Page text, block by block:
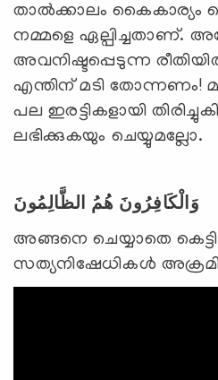
താല്‍ക്കാലം കൈകാര്യം
നമ്മളെ ഏല്പിച്ചതാണ്.
അവനിഷ്ടപ്പെടുന്ന
എന്തിന് മടി തോന്നണം!
പല ഇരട്ടികളായി
ലഭിക്കുകയും ചെയ്യുമല്ലോ.
അങ്ങനെ ചെയ്യാതെ
സത്യനിഷേധികള്‍